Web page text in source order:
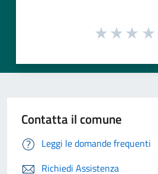
Contatta il comune
Leggi le domande frequenti
Richiedi Assistenza